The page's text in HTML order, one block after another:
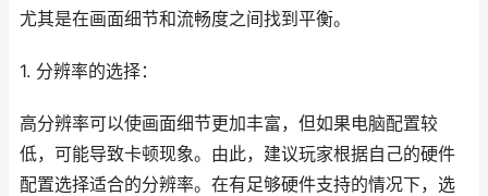
尤其是在画面细节和流畅度之间找到平衡。
1. 分辨率的选择：
高分辨率可以使画面细节更加丰富，但如果电脑配置较
低，可能导致卡顿现象。由此，建议玩家根据自己的硬件
配置选择适合的分辨率。在有足够硬件支持的情况下，选